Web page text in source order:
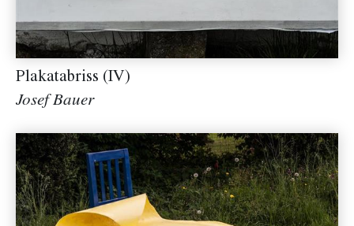
Plakatabriss (IV)
Josef Bauer